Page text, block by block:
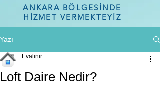
ANKARA BÖLGESİNDE
HİZMET VERMEKTEYİZ
Yazı
Loft Daire Nedir?
Evalinir